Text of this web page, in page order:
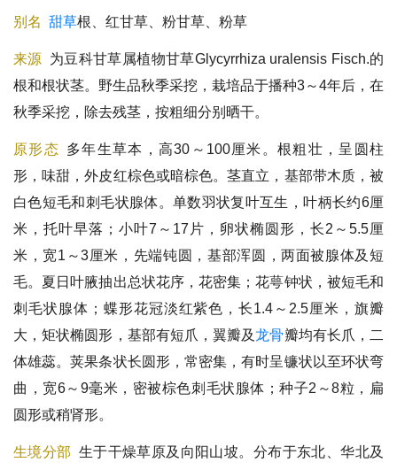
别名 甜草根、红甘草、粉甘草、粉草
来源 为豆科甘草属植物甘草Glycyrrhiza uralensis Fisch.的
根和根状茎。野生品秋季采挖，栽培品于播种3～4年后，在
秋季采挖，除去残茎，按粗细分别晒干。
原形态 多年生草本，高30～100厘米。根粗壮，呈圆柱
形，味甜，外皮红棕色或暗棕色。茎直立，基部带木质，被
白色短毛和刺毛状腺体。单数羽状复叶互生，叶柄长约6厘
米，托叶早落；小叶7～17片，卵状椭圆形，长2～5.5厘
米，宽1～3厘米，先端钝圆，基部浑圆，两面被腺体及短
毛。夏日叶腋抽出总状花序，花密集；花萼钟状，被短毛和
刺毛状腺体；蝶形花冠淡红紫色，长1.4～2.5厘米，旗瓣
大，矩状椭圆形，基部有短爪，翼瓣及龙骨瓣均有长爪，二
体雄蕊。荚果条状长圆形，常密集，有时呈镰状以至环状弯
曲，宽6～9毫米，密被棕色刺毛状腺体；种子2～8粒，扁
圆形或稍肾形。
生境分部 生于干燥草原及向阳山坡。分布于东北、华北及